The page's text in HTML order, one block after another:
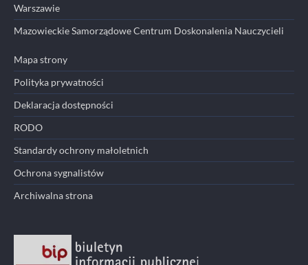
Warszawie
Mazowieckie Samorządowe Centrum Doskonalenia Nauczycieli
Mapa strony
Polityka prywatności
Deklaracja dostępności
RODO
Standardy ochrony małoletnich
Ochrona sygnalistów
Archiwalna strona